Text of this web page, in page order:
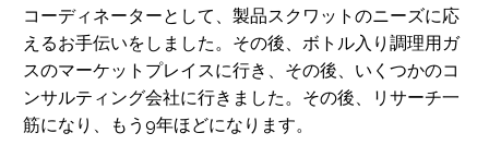
コーディネーターとして、製品スクワットのニーズに応
えるお手伝いをしました。その後、ボトル入り調理用ガ
スのマーケットプレイスに行き、その後、いくつかのコ
ンサルティング会社に行きました。その後、リサーチ一
筋になり、もう9年ほどになります。